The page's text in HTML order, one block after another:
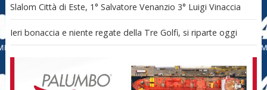
Slalom Città di Este, 1° Salvatore Venanzio 3° Luigi Vinaccia
Ieri bonaccia e niente regate della Tre Golfi, si riparte oggi